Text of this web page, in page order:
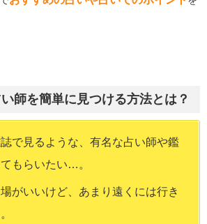
師を簡単に見つける方法とは？
で見るような、有名な占い師や鑑
もらいたい…。
がいいけど、あまり遠くには行き